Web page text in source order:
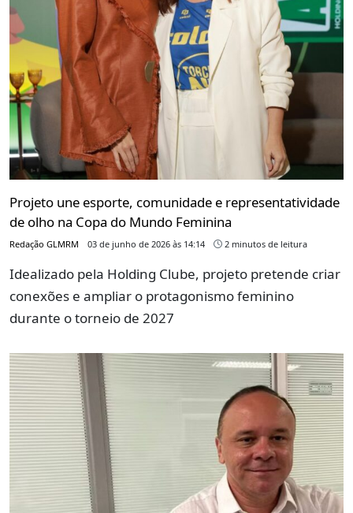
Projeto une esporte, comunidade e representatividade
de olho na Copa do Mundo Feminina
Redação GLMRM 03 de junho de 2026 às 14:14 2 minutos de leitura
Idealizado pela Holding Clube, projeto pretende criar
conexões e ampliar o protagonismo feminino
durante o torneio de 2027